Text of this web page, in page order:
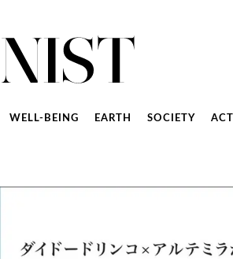
WELL-BEING EARTH SOCIETY